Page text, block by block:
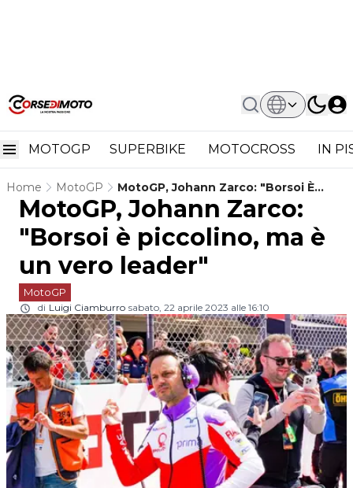
MOTOGP SUPERBIKE MOTOCROSS IN
Home MotoGP
MotoGP, Johann Zarco: "Borsoi È
Piccolino, Ma È Un Vero Leader"
MotoGP, Johann Zarco:
"Borsoi è piccolino, ma è
un vero leader"
MotoGP
di Luigi Ciamburro sabato, 22 aprile 2023 alle 16:10